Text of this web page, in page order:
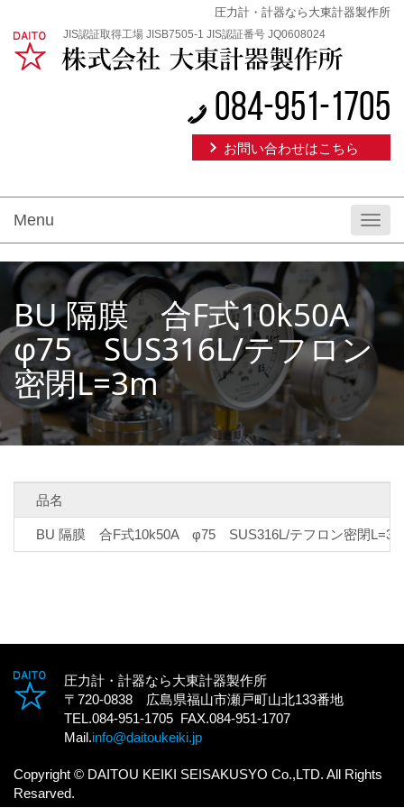
圧力計・計器なら大東計器製作所
JIS認証取得工場 JISB7505-1 JIS認証番号 JQ0608024
084-951-1705
お問い合わせはこちら
Menu
BU 隔膜 合F式10k50A
φ75 SUS316L/テフロン
密閉L=3m
品名
BU 隔膜 合F式10k50A φ75 SUS316L/テフロン密閉L=3m
圧力計・計器なら大東計器製作所
〒720-0838 広島県福山市瀬戸町山北133番地
TEL.084-951-1705 FAX.084-951-1707
Mail.info@daitoukeiki.jp
Copyright © DAITOU KEIKI SEISAKUSYO Co.,LTD. All Rights
Resarved.